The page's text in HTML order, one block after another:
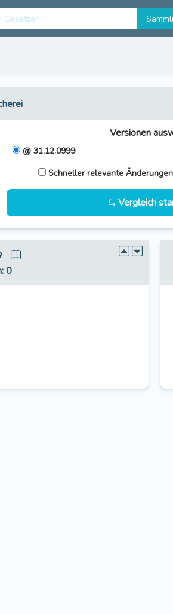
Versionen
@ 31.12.0999
Schneller relevante
Vergleich
: 0